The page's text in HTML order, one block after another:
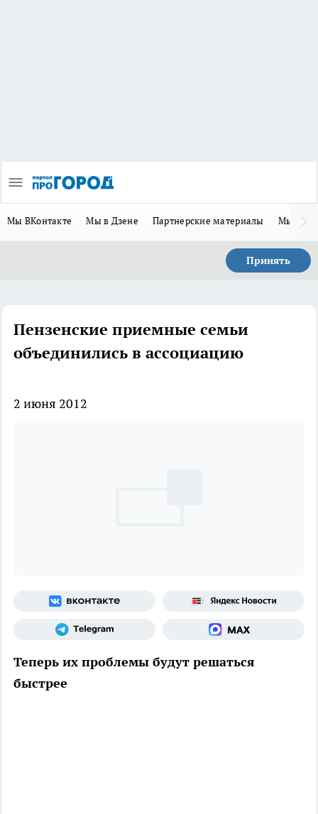
Мы ВКонтакте Мы в Дзене Партнерские материалы Мы в
Принять
Пензенские приемные семьи
объединились в ассоциацию
2 июня 2012
Теперь их проблемы будут решаться
быстрее